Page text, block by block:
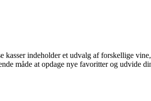
indeholder et udvalg af forskellige
måde at opdage nye favoritter og udvide